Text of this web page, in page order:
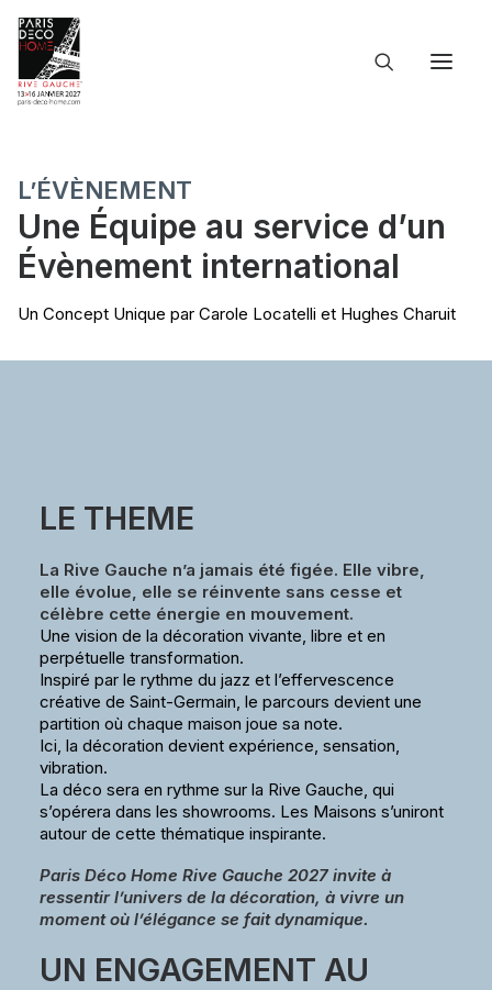
L’ÉVÉNEMENT
LES INFOS PRATIQUES
LES PARTICIPANTS
LE CATALOGUE
DOSSIER DE PRESSE
L’ÉVÈNEMENT
Une Équipe au service d’un
Évènement international
Un Concept Unique par Carole Locatelli et Hughes Charuit
LE THEME
La Rive Gauche n’a jamais été figée. Elle vibre,
elle évolue, elle se réinvente sans cesse et
célèbre cette énergie en mouvement.
Une vision de la décoration vivante, libre et en
perpétuelle transformation.
Inspiré par le rythme du jazz et l’effervescence
créative de Saint-Germain, le parcours devient une
partition où chaque maison joue sa note.
Ici, la décoration devient expérience, sensation,
vibration.
La déco sera en rythme sur la Rive Gauche, qui
s’opérera dans les showrooms. Les Maisons s’uniront
autour de cette thématique inspirante.
Paris Déco Home Rive Gauche 2027 invite à
ressentir l’univers de la décoration, à vivre un
moment où l’élégance se fait dynamique.
UN ENGAGEMENT AU